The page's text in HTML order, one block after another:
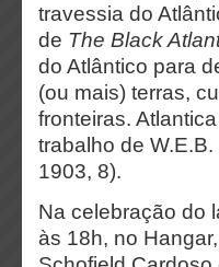
travessia do
de The Black
do Atlântico para
(ou mais) terras,
fronteiras.
trabalho de
1903, 8).
Na celebração do
às 18h, no